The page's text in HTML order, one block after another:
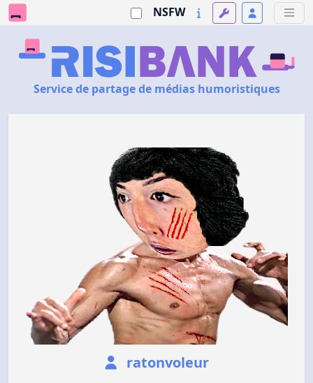
NSFW
Service de partage de médias humoristiques
ratonvoleur